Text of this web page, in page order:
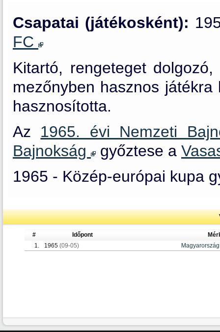
Csapatai (játékosként):
FC
Kitartó, rengeteget
mezőnyben hasznos
hasznosította.
Az 1965. évi Nemzeti
Bajnokság
győztese a
1965 - Közép-európai kupa
# Időpont
1.
1965 (09-05) Magyarország